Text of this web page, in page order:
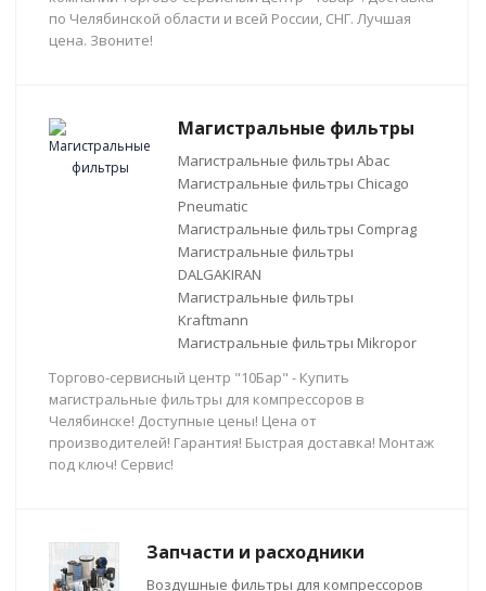
по Челябинской области и всей России, СНГ. Лучшая
цена. Звоните!
Магистральные фильтры
Магистральные фильтры Abac
Магистральные фильтры Chicago
Pneumatic
Магистральные фильтры Comprag
Магистральные фильтры
DALGAKIRAN
Магистральные фильтры
Kraftmann
Магистральные фильтры Mikropor
Торгово-сервисный центр "10Бар" - Купить
магистральные фильтры для компрессоров в
Челябинске! Доступные цены! Цена от
производителей! Гарантия! Быстрая доставка! Монтаж
под ключ! Сервис!
Запчасти и расходники
Воздушные фильтры для компрессоров